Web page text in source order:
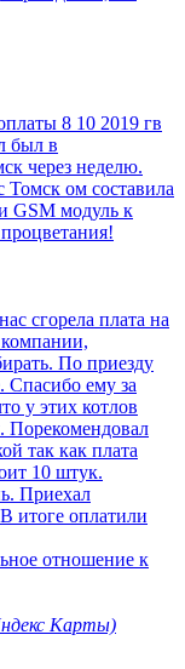
8 10 2019 гв
был в
через неделю.
Томск ом составила
GSM модуль к
сгорела плата на
По приезду
Спасибо ему за
у этих котлов
Порекомендовал
так как плата
10 штук.
Приехал
итоге оплатили
отношение к
Карты)